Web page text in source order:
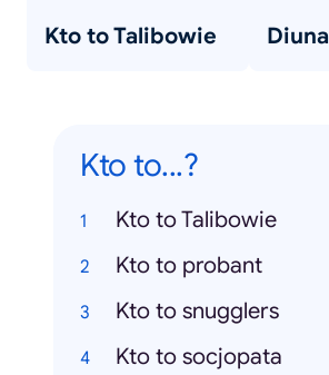
Kto to Talibowie Diuna
Kto to...?
Kto to Talibowie
Kto to probant
Kto to snugglers
Kto to socjopata